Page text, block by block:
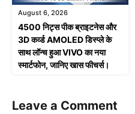
August 6, 2026
4500 निट्स पीक ब्राइटनेस और
3D कर्व्ड AMOLED डिस्प्ले के
साथ लॉन्च हुआ VIVO का नया
स्मार्टफोन, जानिए खास फीचर्स।
Leave a Comment